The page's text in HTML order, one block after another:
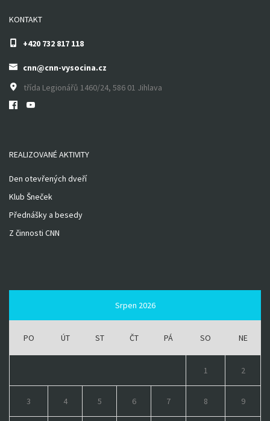
KONTAKT
+420 732 817 118
cnn@cnn-vysocina.cz
třída Legionářů 1460/24, 586 01 Jihlava
REALIZOVANÉ AKTIVITY
Den otevřených dveří
Klub Šneček
Přednášky a besedy
Z činnosti CNN
Srpen 2026
PO ÚT ST ČT PÁ SO NE
1 2
3 4 5 6 7 8 9